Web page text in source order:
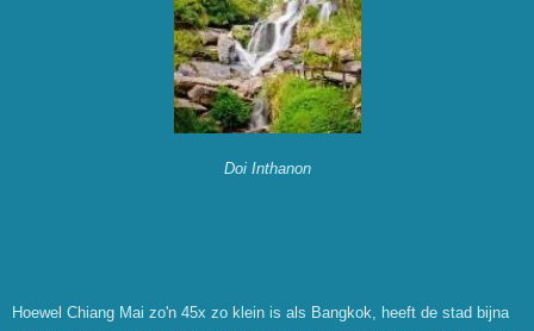
Doi Inthanon
Hoewel Chiang Mai zo'n 45x zo klein is als Bangkok, heeft de stad bijna